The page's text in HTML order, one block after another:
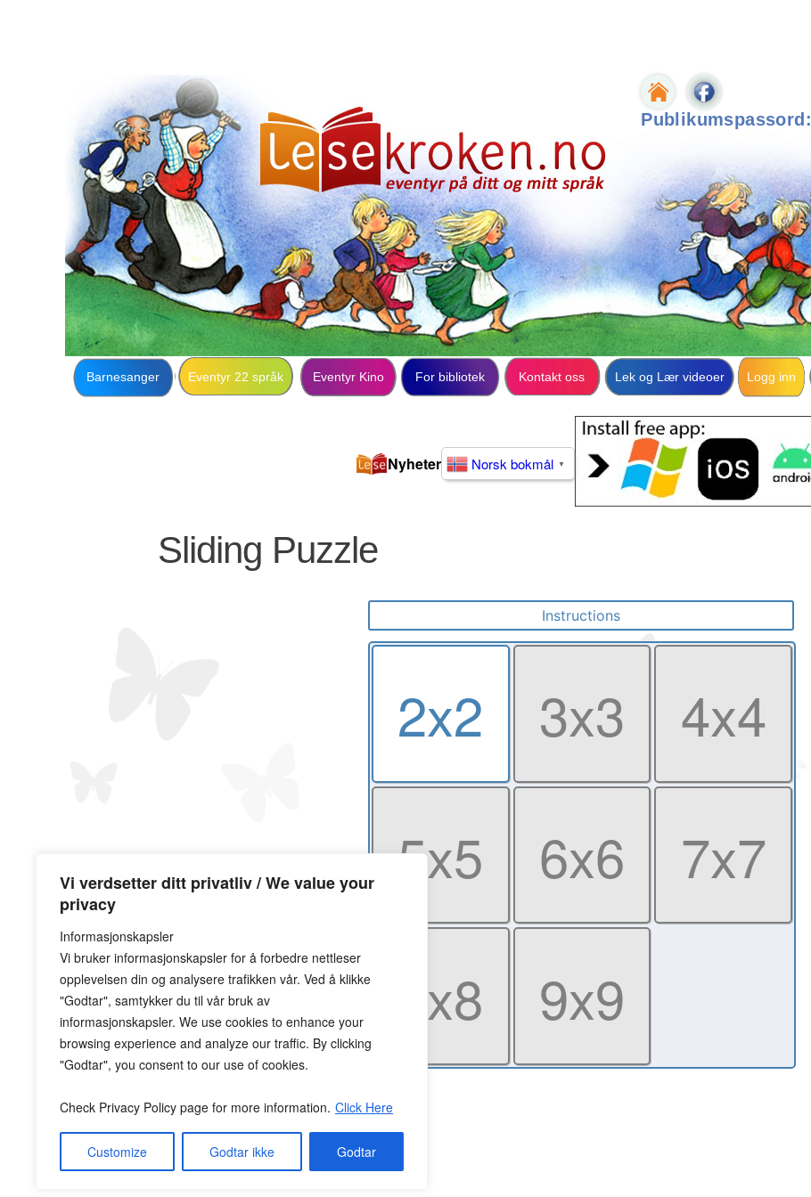
Vi verdsetter ditt privatliv / We value your
privacy
Informasjonskapsler
Vi bruker informasjonskapsler for å forbedre nettleser
opplevelsen din og analysere trafikken vår. Ved å klikke
"Godtar", samtykker du til vår bruk av
informasjonskapsler. We use cookies to enhance your
browsing experience and analyze our traffic. By clicking
"Godtar", you consent to our use of cookies.
Check Privacy Policy page for more information. Click Here
Customize Godtar ikke Godtar
Publikumspassord:
Barnesanger Eventyr 22 språk Eventyr Kino For bibliotek Kontakt oss Lek og Lær videoer Logg inn
Nyheter Norsk bokmål ▼
Sliding Puzzle
Instructions
2x2 3x3
4x4
5x5
6x6
7x7
8x8
9x9